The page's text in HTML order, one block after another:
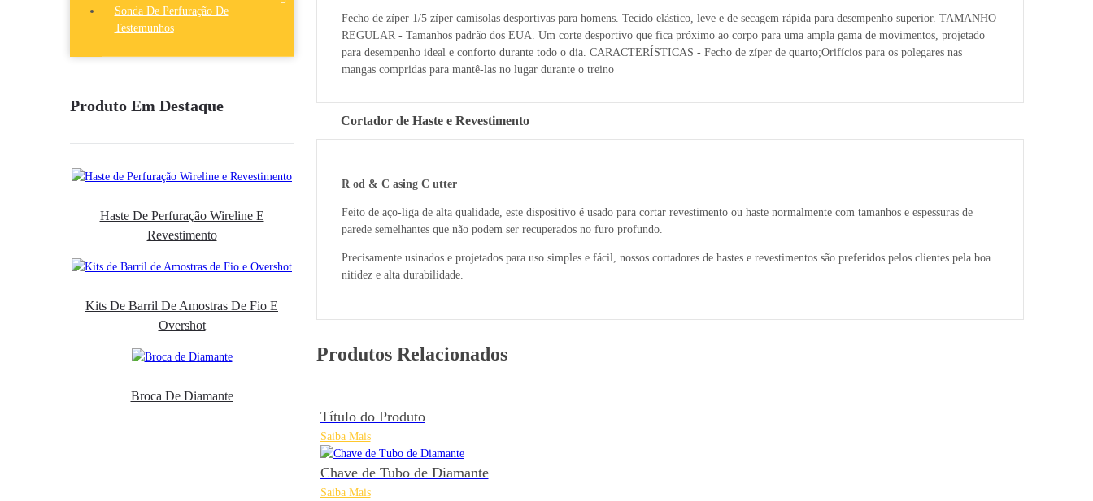
Sonda De Perfuração De
Testemunhos
Produto Em Destaque
Haste De Perfuração Wireline E
Revestimento
Kits De Barril De Amostras De Fio E
Overshot
Broca De Diamante
Fecho de zíper 1/5 zíper camisolas desportivas para homens. Tecido elástico, leve e de secagem rápida para desempenho superior. TAMANHO
REGULAR - Tamanhos padrão dos EUA. Um corte desportivo que fica próximo ao corpo para uma ampla gama de movimentos, projetado
para desempenho ideal e conforto durante todo o dia. CARACTERÍSTICAS - Fecho de zíper de quarto;Orifícios para os polegares nas
mangas compridas para mantê-las no lugar durante o treino
Cortador de Haste e Revestimento
R od & C asing C utter
Feito de aço-liga de alta qualidade, este dispositivo é usado para cortar revestimento ou haste normalmente com tamanhos e espessuras de
parede semelhantes que não podem ser recuperados no furo profundo.
Precisamente usinados e projetados para uso simples e fácil, nossos cortadores de hastes e revestimentos são preferidos pelos clientes pela boa
nitidez e alta durabilidade.
Produtos Relacionados
Título do Produto
Saiba Mais
Chave de Tubo de Diamante
Saiba Mais